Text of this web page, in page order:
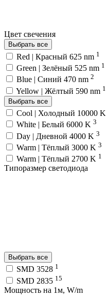
Цвет свечения
Выбрать все
Red | Красный 625 nm 1
Green | Зелёный 525 nm 1
Blue | Синий 470 nm 2
Yellow | Жёлтый 590 nm 1
Выбрать все
Cool | Холодный 10000 K
White | Белый 6000 K 3
Day | Дневной 4000 K 3
Warm | Тёплый 3000 K 3
Warm | Тёплый 2700 K 1
Типоразмер светодиода
Выбрать все
SMD 3528 1
SMD 2835 15
Мощность на 1м, W/m